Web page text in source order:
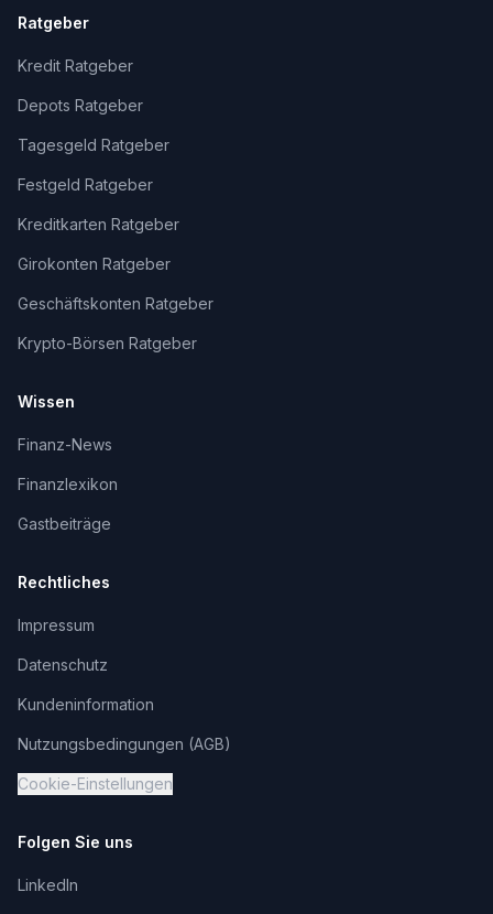
Ratgeber
Kredit Ratgeber
Depots Ratgeber
Tagesgeld Ratgeber
Festgeld Ratgeber
Kreditkarten Ratgeber
Girokonten Ratgeber
Geschäftskonten Ratgeber
Krypto-Börsen Ratgeber
Wissen
Finanz-News
Finanzlexikon
Gastbeiträge
Rechtliches
Impressum
Datenschutz
Kundeninformation
Nutzungsbedingungen (AGB)
Cookie-Einstellungen
Folgen Sie uns
LinkedIn